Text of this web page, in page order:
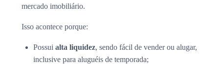
mercado imobiliário.
Isso acontece porque:
Possui alta liquidez, sendo fácil de vender ou alugar,
inclusive para aluguéis de temporada;